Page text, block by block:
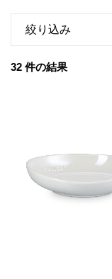
絞り込み
32 件の結果